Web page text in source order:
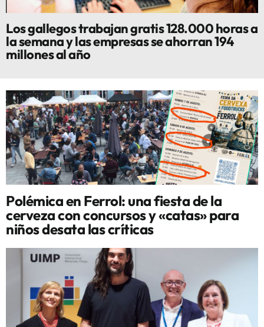
Los gallegos trabajan gratis 128.000 horas a
la semana y las empresas se ahorran 194
millones al año
Polémica en Ferrol: una fiesta de la
cerveza con concursos y «catas» para
niños desata las críticas